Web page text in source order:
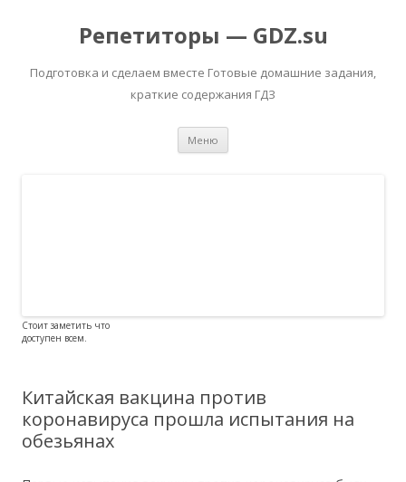
Репетиторы — GDZ.su
Подготовка и сделаем вместе Готовые домашние задания,
краткие содержания ГДЗ
Меню
Стоит заметить что
доступен всем.
Китайская вакцина против
коронавируса прошла испытания на
обезьянах